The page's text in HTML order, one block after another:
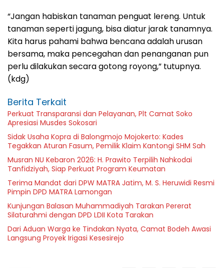
“Jangan habiskan tanaman penguat lereng. Untuk
tanaman seperti jagung, bisa diatur jarak tanamnya.
Kita harus pahami bahwa bencana adalah urusan
bersama, maka pencegahan dan penanganan pun
perlu dilakukan secara gotong royong,” tutupnya.
(kdg)
Berita Terkait
Perkuat Transparansi dan Pelayanan, Plt Camat Soko
Apresiasi Musdes Sokosari
Sidak Usaha Kopra di Balongmojo Mojokerto: Kades
Tegakkan Aturan Fasum, Pemilik Klaim Kantongi SHM Sah
Musran NU Kebaron 2026: H. Prawito Terpilih Nahkodai
Tanfidziyah, Siap Perkuat Program Keumatan
Terima Mandat dari DPW MATRA Jatim, M. S. Heruwidi Resmi
Pimpin DPD MATRA Lamongan
Kunjungan Balasan Muhammadiyah Tarakan Pererat
Silaturahmi dengan DPD LDII Kota Tarakan
Dari Aduan Warga ke Tindakan Nyata, Camat Bodeh Awasi
Langsung Proyek Irigasi Kesesirejo